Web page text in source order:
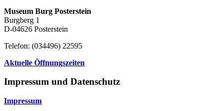
Museum Burg Posterstein
Burgberg 1
D-04626 Posterstein
Telefon: (034496) 22595
Aktuelle Öffnungszeiten
Impressum und Datenschutz
Impressum